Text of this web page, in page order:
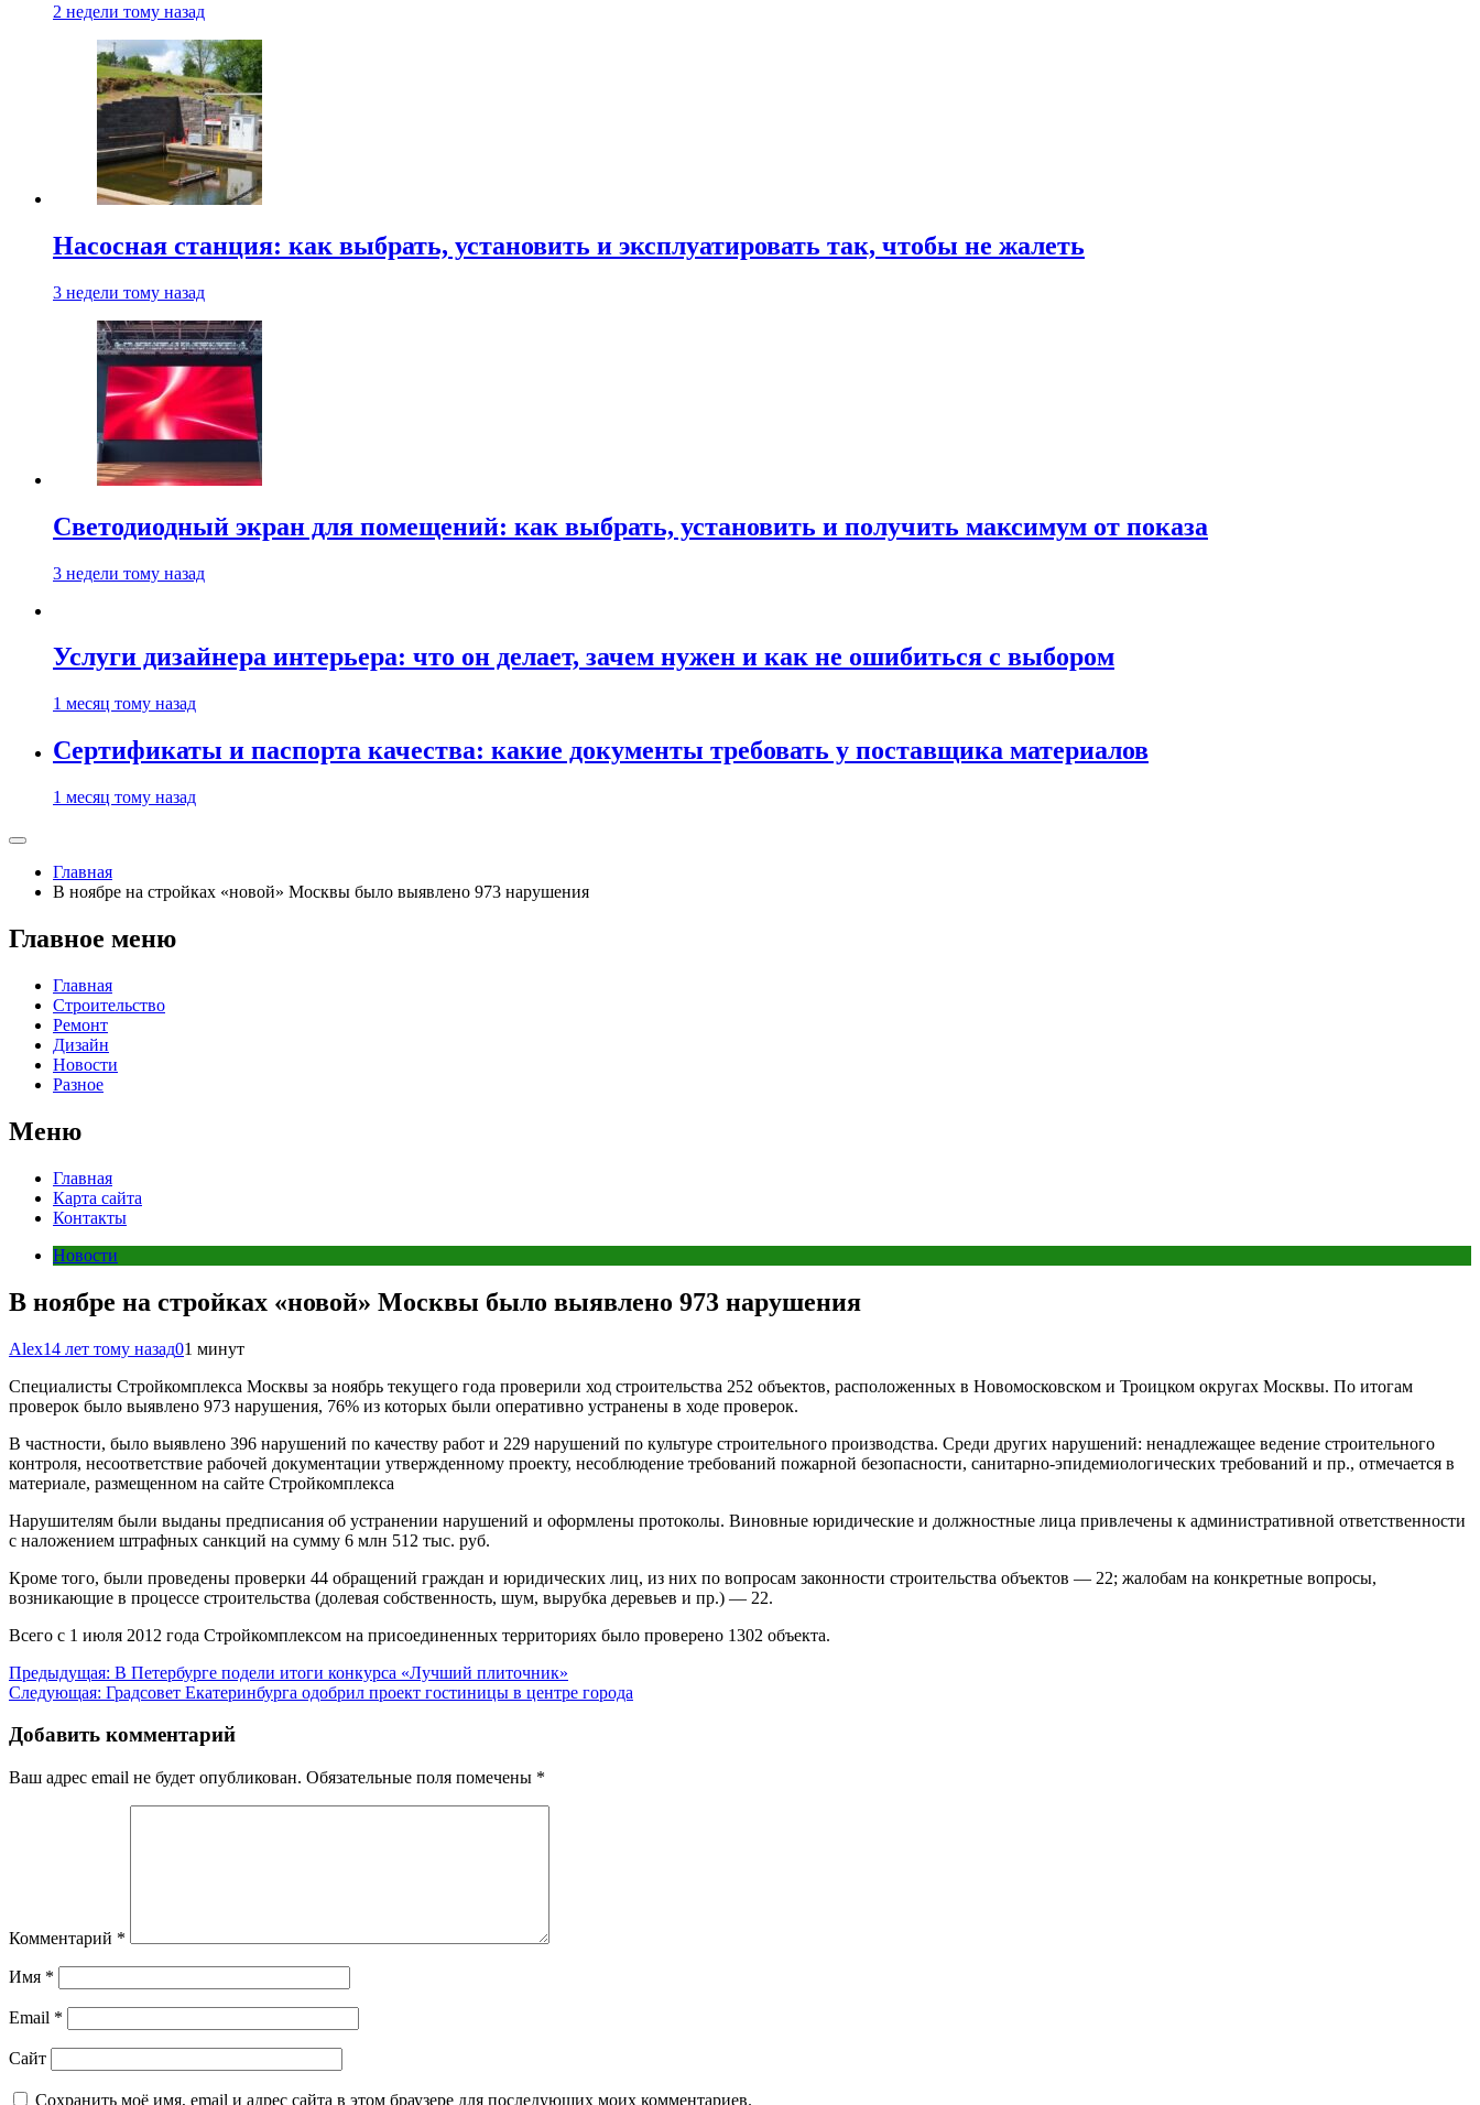
2 недели тому назад
Насосная станция: как выбрать, установить и эксплуатировать так, чтобы не жалеть
3 недели тому назад
Светодиодный экран для помещений: как выбрать, установить и получить максимум от показа
3 недели тому назад
Услуги дизайнера интерьера: что он делает, зачем нужен и как не ошибиться с выбором
1 месяц тому назад
Сертификаты и паспорта качества: какие документы требовать у поставщика материалов
1 месяц тому назад
Главная
В ноябре на стройках «новой» Москвы было выявлено 973 нарушения
Главное меню
Главная
Строительство
Ремонт
Дизайн
Новости
Разное
Меню
Главная
Карта сайта
Контакты
Новости
В ноябре на стройках «новой» Москвы было выявлено 973 нарушения
Alex14 лет тому назад01 минут
Специалисты Стройкомплекса Москвы за ноябрь текущего года проверили ход строительства 252 объектов, расположенных в Новомосковском и Троицком округах Москвы. По итогам
проверок было выявлено 973 нарушения, 76% из которых были оперативно устранены в ходе проверок.
В частности, было выявлено 396 нарушений по качеству работ и 229 нарушений по культуре строительного производства. Среди других нарушений: ненадлежащее ведение строительного
контроля, несоответствие рабочей документации утвержденному проекту, несоблюдение требований пожарной безопасности, санитарно-эпидемиологических требований и пр., отмечается в
материале, размещенном на сайте Стройкомплекса
Нарушителям были выданы предписания об устранении нарушений и оформлены протоколы. Виновные юридические и должностные лица привлечены к административной ответственности
с наложением штрафных санкций на сумму 6 млн 512 тыс. руб.
Кроме того, были проведены проверки 44 обращений граждан и юридических лиц, из них по вопросам законности строительства объектов — 22; жалобам на конкретные вопросы,
возникающие в процессе строительства (долевая собственность, шум, вырубка деревьев и пр.) — 22.
Всего с 1 июля 2012 года Стройкомплексом на присоединенных территориях было проверено 1302 объекта.
Навигация
по
записям
Предыдущая: В Петербурге подели итоги конкурса «Лучший плиточник»
Следующая: Градсовет Екатеринбурга одобрил проект гостиницы в центре города
Добавить комментарий
Ваш адрес email не будет опубликован. Обязательные поля помечены *
Комментарий *
Имя *
Email *
Сайт
Сохранить моё имя, email и адрес сайта в этом браузере для последующих моих комментариев.